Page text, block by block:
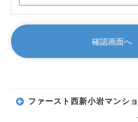
ファースト西新小岩マンシ